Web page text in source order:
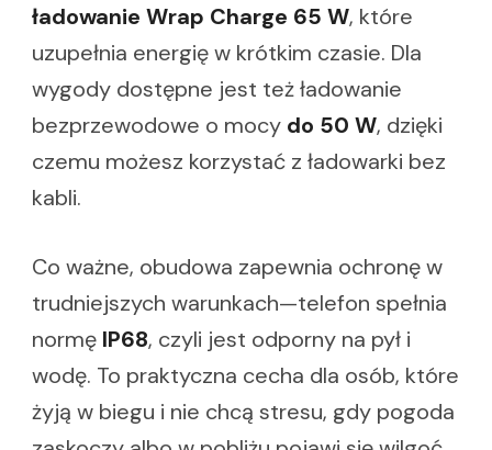
ładowanie Wrap Charge 65 W, które
uzupełnia energię w krótkim czasie. Dla
wygody dostępne jest też ładowanie
bezprzewodowe o mocy do 50 W, dzięki
czemu możesz korzystać z ładowarki bez
kabli.
Co ważne, obudowa zapewnia ochronę w
trudniejszych warunkach—telefon spełnia
normę IP68, czyli jest odporny na pył i
wodę. To praktyczna cecha dla osób, które
żyją w biegu i nie chcą stresu, gdy pogoda